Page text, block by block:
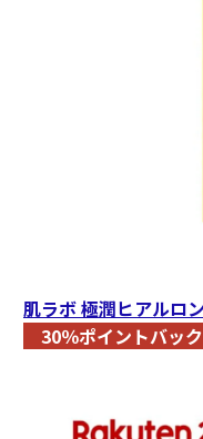
肌ラボ 極潤ヒアルロ
30％ポイントバッ